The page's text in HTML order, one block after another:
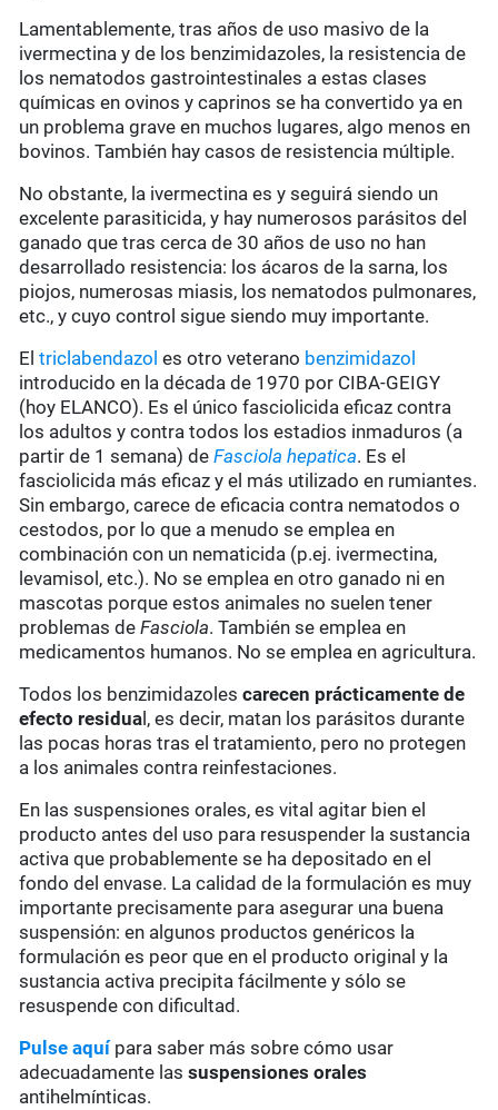
Lamentablemente, tras años de uso masivo de la
ivermectina y de los benzimidazoles, la resistencia de
los nematodos gastrointestinales a estas clases
químicas en ovinos y caprinos se ha convertido ya en
un problema grave en muchos lugares, algo menos en
bovinos. También hay casos de resistencia múltiple.
No obstante, la ivermectina es y seguirá siendo un
excelente parasiticida, y hay numerosos parásitos del
ganado que tras cerca de 30 años de uso no han
desarrollado resistencia: los ácaros de la sarna, los
piojos, numerosas miasis, los nematodos pulmonares,
etc., y cuyo control sigue siendo muy importante.
Eltriclabendazol es otro veterano benzimidazol
introducido en la década de 1970 por CIBA-GEIGY
(hoy ELANCO). Es el único fasciolicida eficaz contra
los adultos y contra todos los estadios inmaduros (a
partir de 1 semana) deFasciola hepatica. Es el
fasciolicida más eficaz y el más utilizado en rumiantes.
Sin embargo, carece de eficacia contra nematodos o
cestodos, por lo que a menudo se emplea en
combinación con un nematicida (p.ej. ivermectina,
levamisol, etc.). No se emplea en otro ganado ni en
mascotas porque estos animales no suelen tener
problemas deFasciola. También se emplea en
medicamentos humanos. No se emplea en agricultura.
Todos los benzimidazolescarecen prácticamente de
efecto residua l, es decir, matan los parásitos durante
las pocas horas tras el tratamiento, pero no protegen
a los animales contra reinfestaciones.
En las suspensiones orales, es vital agitar bien el
producto antes del uso para resuspender la sustancia
activa que probablemente se ha depositado en el
fondo del envase. La calidad de la formulación es muy
importante precisamente para asegurar una buena
suspensión: en algunos productos genéricos la
formulación es peor que en el producto original y la
sustancia activa precipita fácilmente y sólo se
resuspende con dificultad.
Pulse aquípara saber más sobre cómo usar
adecuadamente lassuspensiones orales
antihelmínticas.